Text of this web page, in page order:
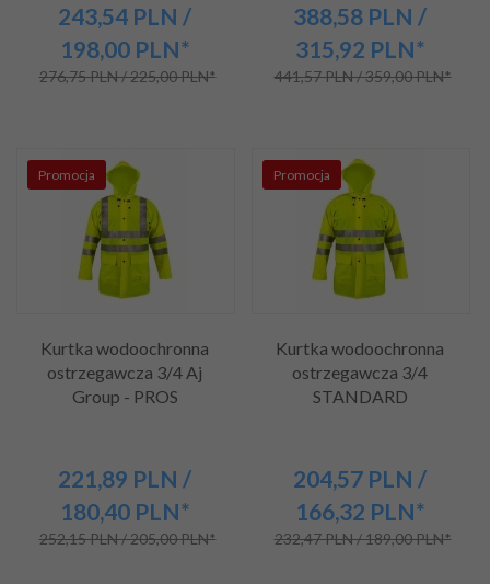
243,54 PLN /
198,00 PLN*
276,75 PLN / 225,00 PLN*
388,58 PLN /
315,92 PLN*
441,57 PLN / 359,00 PLN*
Promocja
Kurtka wodoochronna
ostrzegawcza 3/4 Aj
Group - PROS
221,89 PLN /
180,40 PLN*
252,15 PLN / 205,00 PLN*
Promocja
Kurtka wodoochronna
ostrzegawcza 3/4
STANDARD
204,57 PLN /
166,32 PLN*
232,47 PLN / 189,00 PLN*